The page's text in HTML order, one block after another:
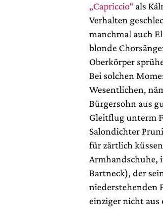
„Capriccio“ als
Verhalten
manchmal auch
blonde
Oberkörper
Bei solchen
Wesentlichen,
Bürgersohn aus
Gleitflug unterm
Salondichter
für zärtlich
Armhandschuhe,
Bartneck), der
niederstehenden
einziger nicht aus